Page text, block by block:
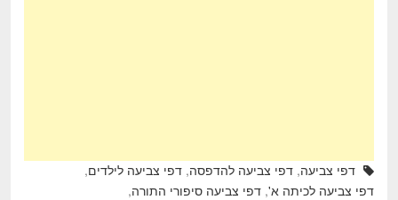
דפי צביעה, דפי צביעה להדפסה, דפי צביעה לילדים,
דפי צביעה לכיתה א', דפי צביעה סיפורי התורה,